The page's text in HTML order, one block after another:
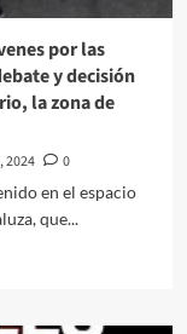
por las
y decisión
la zona de
2024
0
en el espacio
que...